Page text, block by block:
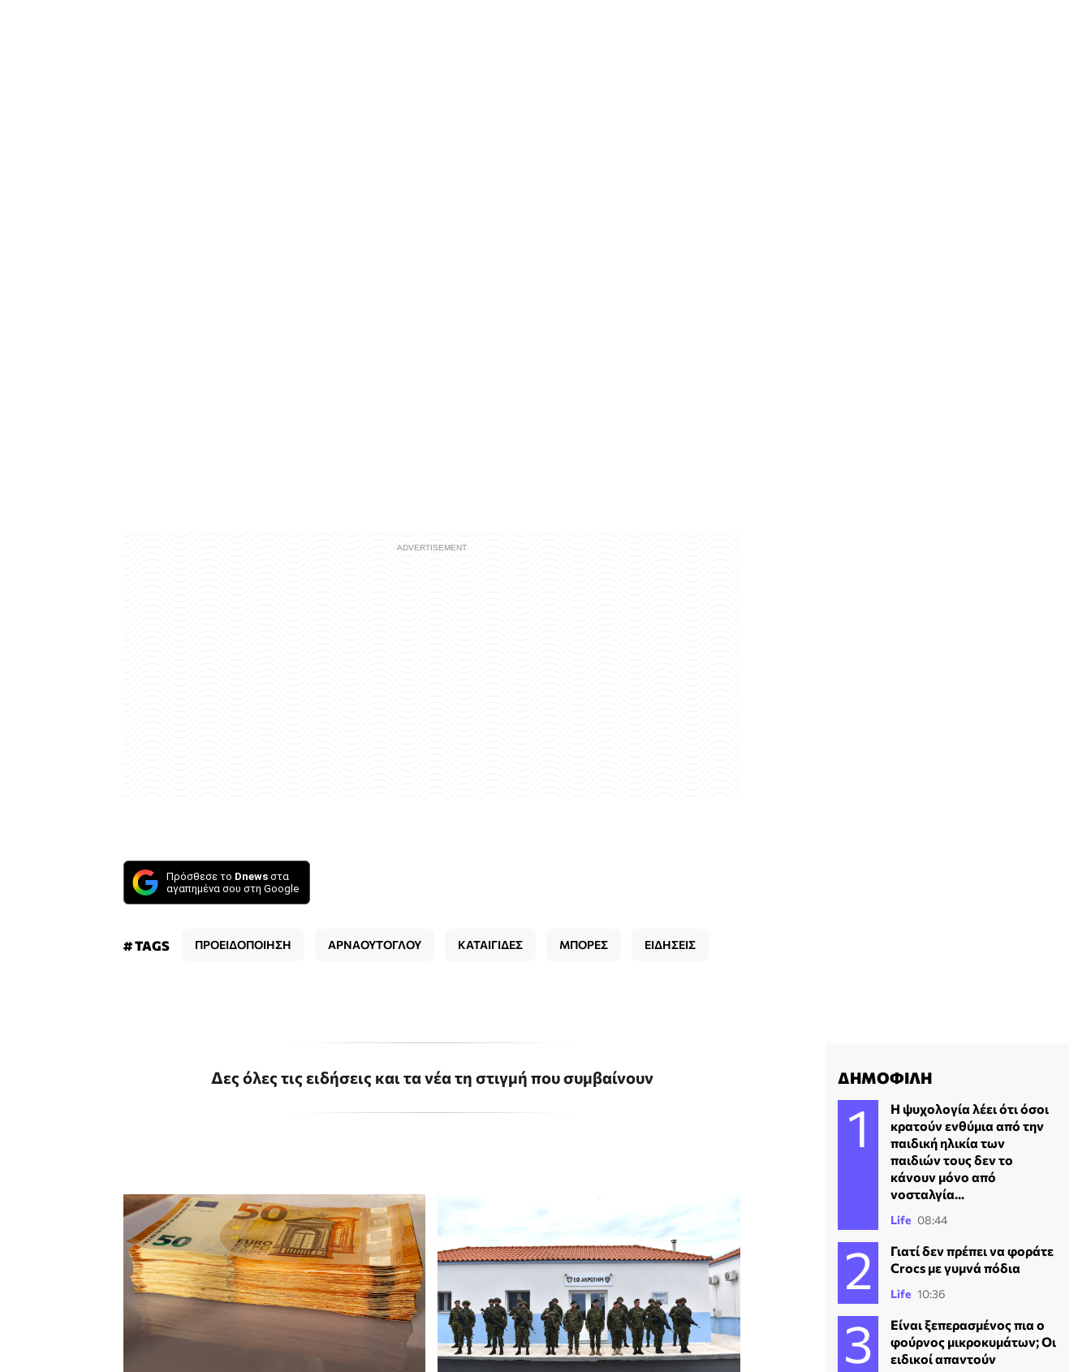
Πρόσθεσε το Dnews στα
αγαπημένα σου στη Google
# TAGS ΠΡΟΕΙΔΟΠΟΙΗΣΗ ΑΡΝΑΟΥΤΟΓΛΟΥ ΚΑΤΑΙΓΙΔΕΣ ΜΠΟΡΕΣ ΕΙΔΗΣΕΙΣ
Δες όλες τις ειδήσεις και τα νέα τη στιγμή που συμβαίνουν ΔΗΜΟΦΙΛΗ
Η ψυχολογία λέει ότι όσοι
κρατούν ενθύμια από την
παιδική ηλικία των
παιδιών τους δεν το
κάνουν μόνο από
νοσταλγία...
Life 08:44
Γιατί δεν πρέπει να φοράτε
Crocs με γυμνά πόδια
Life 10:36
Είναι ξεπερασμένος πια ο
φούρνος μικροκυμάτων; Οι
ειδικοί απαντούν